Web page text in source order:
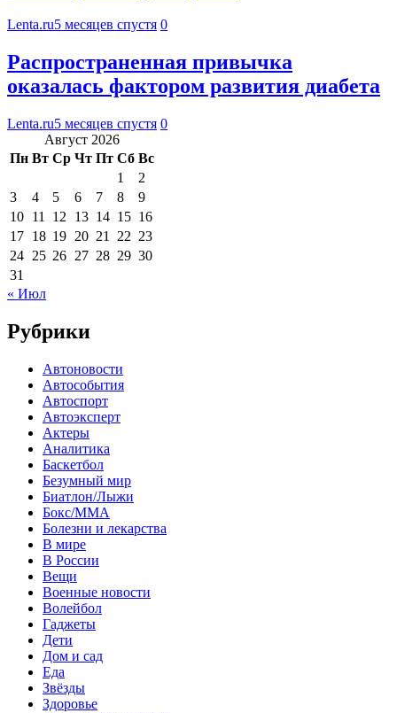
Lenta.ru5 месяцев спустя 0
Распространенная привычка
оказалась фактором развития диабета
Lenta.ru5 месяцев спустя 0
Август 2026
Пн Вт Ср Чт Пт Сб Вс
1
2
3
4 5 6 7 8
9
10 11 12 13 14 15 16
17 18 19 20 21 22 23
24 25 26 27 28 29 30
31
« Июл
Рубрики
Автоновости
Автособытия
Автоспорт
Автоэксперт
Актеры
Аналитика
Баскетбол
Безумный мир
Биатлон/Лыжи
Бокс/MMA
Болезни и лекарства
В мире
В России
Вещи
Военные новости
Волейбол
Гаджеты
Дети
Дом и сад
Еда
Звёзды
Здоровье